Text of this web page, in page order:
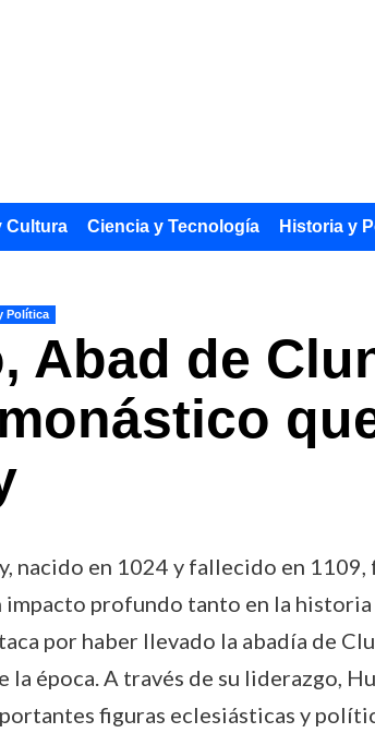
Cultura Ciencia y Tecnología Historia y
Política
Abad de
nacido en 1024 y fallecido en
impacto profundo tanto en la
por haber llevado la abadía de
la época. A través de su liderazgo,
figuras eclesiásticas y